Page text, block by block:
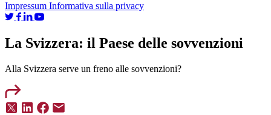
Impressum Informativa sulla privacy
La Svizzera: il Paese delle sovvenzioni
Alla Svizzera serve un freno alle sovvenzioni?